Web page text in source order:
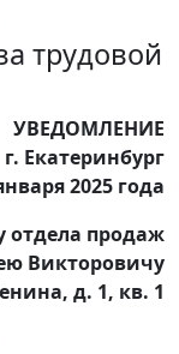
трудовой
УВЕДОМЛЕНИЕ
г. Екатеринбург
2025 года
отдела продаж
Викторовичу
д. 1, кв. 1